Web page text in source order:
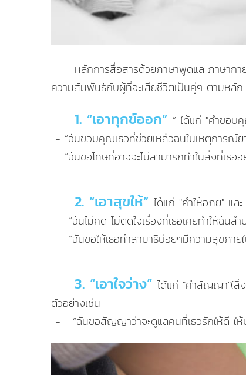
หลักการสื่อสารด้วยภาษาพูดและภาษาก
ความสัมพันธ์กับผู้ที่จะเสียชีวิตเป็นคู่ๆ ตามหลั
1. “เอาทุกข์ออก” ” ได้แก่ "คำขอบ
- “ฉันขอบคุณเธอที่ช่วยเหลือฉันในเหตุการณ์ย
- “ฉันขอโทษที่อาจจะไม่สามารถทำในสิ่งที่เธออ
2. “เอาสุขให้” ได้แก่ "คำให้อภัย" แล
- ­ “ฉันไม่คิด ไม่ติดใจเรื่องที่เธอเคยทำให้ฉันล
- ­ “ฉันขอให้เธอทำสามาธิบ่อยๆมีความสุขภา
3. “เอาใจว่าง” ได้แก่ "คำสัญญา"(สิ่ง
ตัวอย่างเช่น
- ­ ­ “ฉันขอสัญญาว่าจะดูแลคนที่เธอรักให้ดี ให้ป